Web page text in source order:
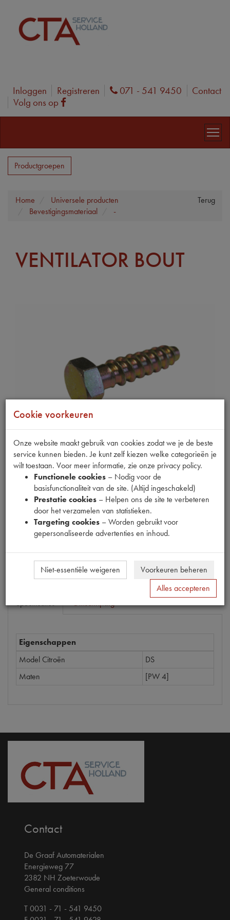
Inloggen Registreren Phone
071 - 541 9450
Contact
Volg ons op
Facebook
Productgroepen
Terug
Home
Universele producten
Bevestigingsmateriaal
-
VENTILATOR BOUT
Productnummer
1540615
83 1,51 excl. btw
Specificaties Omschrijving
Eigenschappen
Model Citroën
DS
Maten
[PW 4]
Contact
De Graaf Automaterialen
Energieweg 77
2382 NH Zoeterwoude
General conditions
T 0031 - 71 - 541 9450
Cookie voorkeuren
Onze website maakt gebruik van cookies zodat we je de beste
service kunnen bieden. Je kunt zelf kiezen welke categorieën je
wilt toestaan. Voor meer informatie, zie onze privacy policy.
Functionele cookies – Nodig voor de
basisfunctionaliteit van de site. (Altijd ingeschakeld)
Prestatie cookies – Helpen ons de site te verbeteren
door het verzamelen van statistieken.
Targeting cookies – Worden gebruikt voor
gepersonaliseerde advertenties en inhoud.
Niet-essentiële weigeren
Voorkeuren beheren
Alles accepteren